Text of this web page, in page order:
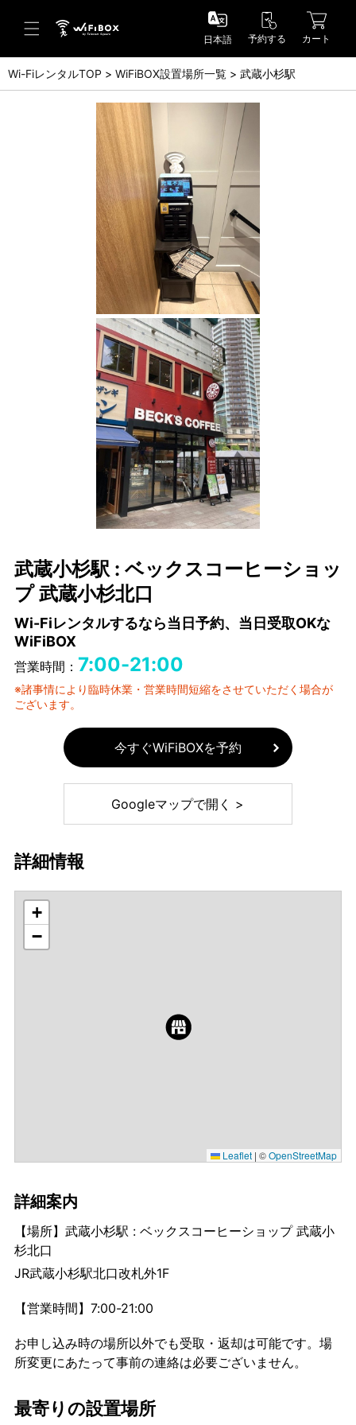
ヘルプセンター(FAQ)(日本語)
Help Center(FAQ)(English)
お問い合わせ(日本語)
Inquiry(English)
日本語 予約する カート
Wi-FiレンタルTOP WiFiBOX設置場所一覧 武蔵小杉駅
武蔵小杉駅 : ベックスコーヒーショッ
プ 武蔵小杉北口
Wi-Fiレンタルするなら当日予約、当日受取OKな
WiFiBOX
営業時間： 7:00-21:00
※諸事情により臨時休業・営業時間短縮をさせていただく場合が
ございます。
今すぐWiFiBOXを予約
Googleマップで開く >
詳細情報
+
−
Leaflet | ©OpenStreetMap
詳細案内
【場所】武蔵小杉駅 : ベックスコーヒーショップ 武蔵小
杉北口
JR武蔵小杉駅北口改札外1F
【営業時間】7:00-21:00
お申し込み時の場所以外でも受取・返却は可能です。場
所変更にあたって事前の連絡は必要ございません。
最寄りの設置場所